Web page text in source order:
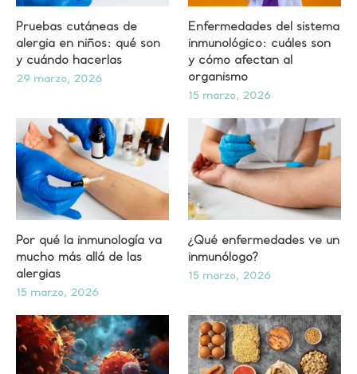
Pruebas cutáneas de
alergia en niños: qué son
y cuándo hacerlas
29 marzo, 2026
Enfermedades del sistema
inmunológico: cuáles son
y cómo afectan al
organismo
15 marzo, 2026
Por qué la inmunología va
mucho más allá de las
alergias
15 marzo, 2026
¿Qué enfermedades ve un
inmunólogo?
15 marzo, 2026